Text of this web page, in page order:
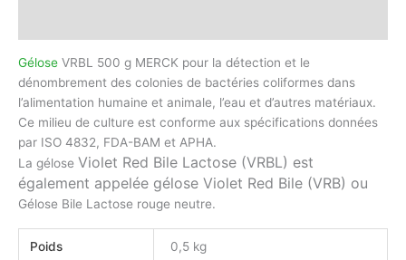
Gélose VRBL 500 g MERCK pour la détection et le
dénombrement des colonies de bactéries coliformes dans
l’alimentation humaine et animale, l’eau et d’autres matériaux.
Ce milieu de culture est conforme aux spécifications données
par ISO 4832, FDA-BAM et APHA.
La gélose Violet Red Bile Lactose (VRBL) est
également appelée gélose Violet Red Bile (VRB) ou
Gélose Bile Lactose rouge neutre.
Poids 0,5 kg